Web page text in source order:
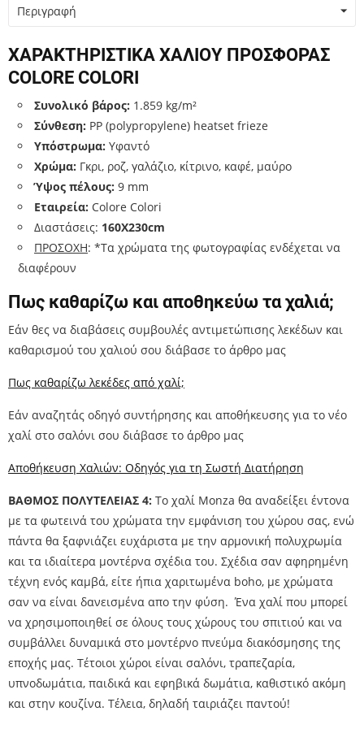
Περιγραφή
ΧΑΡΑΚΤΗΡΙΣΤΙΚΑ ΧΑΛΙΟΥ ΠΡΟΣΦΟΡΑΣ
COLORE COLORI
Συνολικό βάρος: 1.859 kg/m²
Σύνθεση: PP (polypropylene) heatset frieze
Υπόστρωμα: Υφαντό
Χρώμα: Γκρι, ροζ, γαλάζιο, κίτρινο, καφέ, μαύρο
Ύψος πέλους: 9 mm
Εταιρεία: Colore Colori
Διαστάσεις: 160Χ230cm
ΠΡΟΣΟΧΗ: *Τα χρώματα της φωτογραφίας ενδέχεται να
διαφέρουν
Πως καθαρίζω και αποθηκεύω τα χαλιά;
Εάν θες να διαβάσεις συμβουλές αντιμετώπισης λεκέδων και
καθαρισμού του χαλιού σου διάβασε το άρθρο μας
Πως καθαρίζω λεκέδες από χαλί;
Εάν αναζητάς οδηγό συντήρησης και αποθήκευσης για το νέο
χαλί στο σαλόνι σου διάβασε το άρθρο μας
Αποθήκευση Χαλιών: Οδηγός για τη Σωστή Διατήρηση
ΒΑΘΜΟΣ ΠΟΛΥΤΕΛΕΙΑΣ 4: Το χαλί Monza θα αναδείξει έντονα
με τα φωτεινά του χρώματα την εμφάνιση του χώρου σας, ενώ
πάντα θα ξαφνιάζει ευχάριστα με την αρμονική πολυχρωμία
και τα ιδιαίτερα μοντέρνα σχέδια του. Σχέδια σαν αφηρημένη
τέχνη ενός καμβά, είτε ήπια χαριτωμένα boho, με χρώματα
σαν να είναι δανεισμένα απο την φύση. Ένα χαλί που μπορεί
να χρησιμοποιηθεί σε όλους τους χώρους του σπιτιού και να
συμβάλλει δυναμικά στο μοντέρνο πνεύμα διακόσμησης της
εποχής μας. Τέτοιοι χώροι είναι σαλόνι, τραπεζαρία,
υπνοδωμάτια, παιδικά και εφηβικά δωμάτια, καθιστικό ακόμη
και στην κουζίνα. Τέλεια, δηλαδή ταιριάζει παντού!